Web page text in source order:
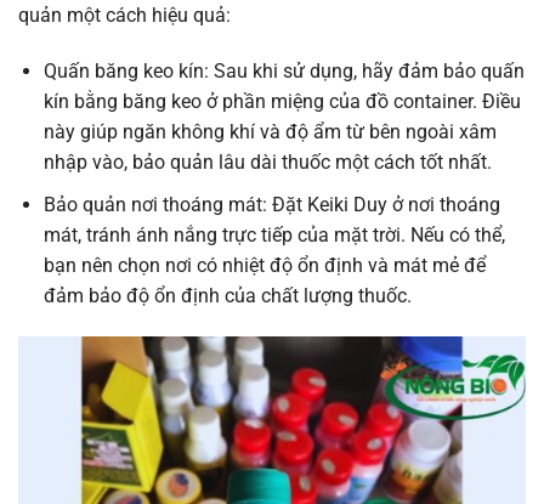
quản một cách hiệu quả:
Quấn băng keo kín: Sau khi sử dụng, hãy đảm bảo quấn
kín bằng băng keo ở phần miệng của đồ container. Điều
này giúp ngăn không khí và độ ẩm từ bên ngoài xâm
nhập vào, bảo quản lâu dài thuốc một cách tốt nhất.
Bảo quản nơi thoáng mát: Đặt Keiki Duy ở nơi thoáng
mát, tránh ánh nắng trực tiếp của mặt trời. Nếu có thể,
bạn nên chọn nơi có nhiệt độ ổn định và mát mẻ để
đảm bảo độ ổn định của chất lượng thuốc.